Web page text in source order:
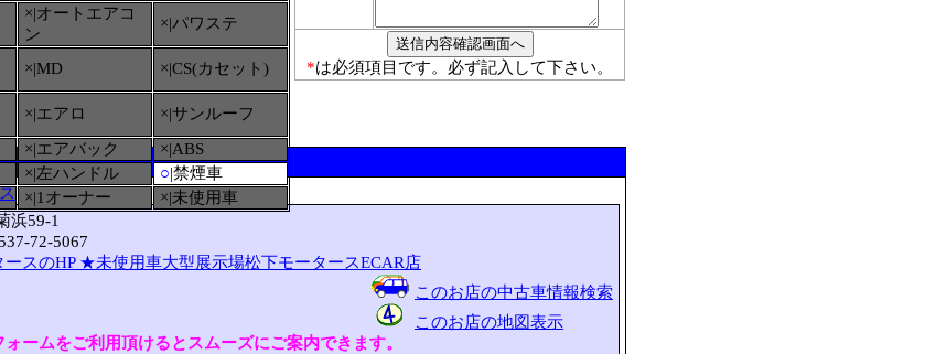
×|オートエアコ
ン
×|パワステ
×|MD ×|CS(カセット)
×|エアロ
×|サンルーフ
×|エアバック
×|ABS
×|左ハンドル ○|禁煙車
×|1オーナー ×|未使用車
*は必須項目です。必ず記入して下さい。
浜59-1
72-5067
スのHP ★未使用車大型展示場松下モータースECAR店
このお店の中古車情報検索
このお店の地図表示
ームをご利用頂けるとスムーズにご案内できます。